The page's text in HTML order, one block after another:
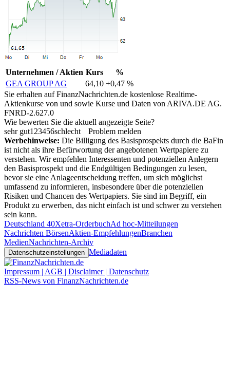
Unternehmen / Aktien Kurs
%
GEA GROUP AG
64,10 +0,47 %
Sie erhalten auf FinanzNachrichten.de kostenlose Realtime-
Aktienkurse von und sowie Kurse und Daten von ARIVA.DE AG.
FNRD-2.627.0
Wie bewerten Sie die aktuell angezeigte Seite?
sehr gut1 23456schlecht
Problem melden
Werbehinweise: Die Billigung des Basisprospekts durch die BaFin
ist nicht als ihre Befürwortung der angebotenen Wertpapiere zu
verstehen. Wir empfehlen Interessenten und potenziellen Anlegern
den Basisprospekt und die Endgültigen Bedingungen zu lesen,
bevor sie eine Anlageentscheidung treffen, um sich möglichst
umfassend zu informieren, insbesondere über die potenziellen
Risiken und Chancen des Wertpapiers. Sie sind im Begriff, ein
Produkt zu erwerben, das nicht einfach ist und schwer zu verstehen
sein kann.
Deutschland 40Xetra-OrderbuchAd hoc-Mitteilungen
Nachrichten BörsenAktien-EmpfehlungenBranchen
MedienNachrichten-Archiv
Datenschutzeinstellungen Mediadaten
Impressum | AGB | Disclaimer | Datenschutz
RSS-News von FinanzNachrichten.de